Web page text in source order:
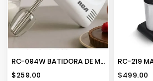
RC-094W BATIDORA DE MANO
Precio
$259.00
Precio
$499.00